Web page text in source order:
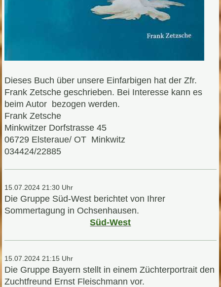
Dieses Buch über unsere Einfarbigen hat der Zfr.
Frank Zetsche geschrieben. Bei Interesse kann es
beim Autor bezogen werden.
Frank Zetsche
Minkwitzer Dorfstrasse 45
06729 Elsteraue/ OT Minkwitz
034424/22885
15.07.2024 21:30 Uhr
Die Gruppe Süd-West berichtet von Ihrer
Sommertagung in Ochsenhausen.
Süd-West
15.07.2024 21:15 Uhr
Die Gruppe Bayern stellt in einem Züchterportrait den
Zuchtfreund Ernst Fleischmann vor.